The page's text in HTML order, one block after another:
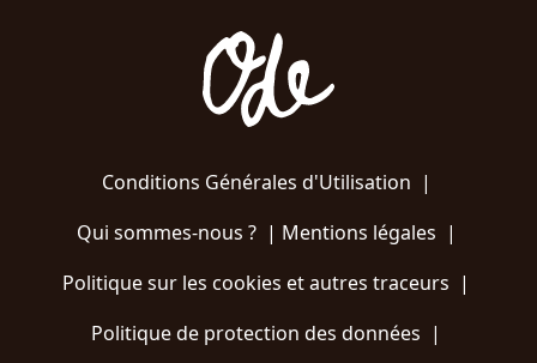
Conditions Générales d'Utilisation |
Qui sommes-nous ?| Mentions légales |
Politique sur les cookies et autres traceurs |
Politique de protection des données |